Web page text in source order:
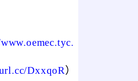
DxxqoR）